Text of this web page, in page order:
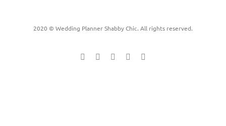
2020 © Wedding Planner Shabby Chic. All rights reserved.
FacebookInstagramYouTube
Vimeo